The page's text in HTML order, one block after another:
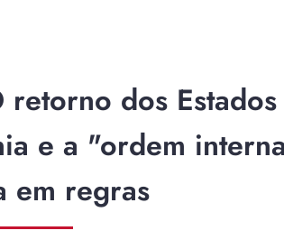
dos Estados
e a "ordem
em regras